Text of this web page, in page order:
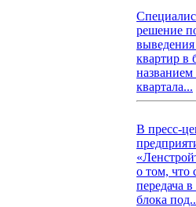
решение
квартир в
квартала...
В пресс-
о том, что
передача
блока